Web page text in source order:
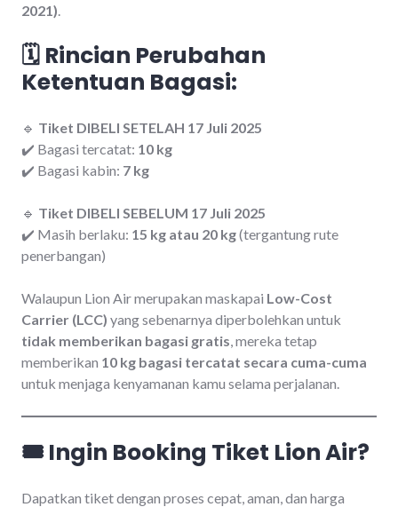
2021)
🗓️ Rincian Perubahan
Ketentuan Bagasi:
🔹 Tiket DIBELI SETELAH 17 Juli 2025
✔️ Bagasi tercatat: 10 kg
✔️ Bagasi kabin: 7 kg
🔹 Tiket DIBELI SEBELUM 17 Juli 2025
✔️ Masih berlaku: 15 kg atau 20 kg(tergantung rute
penerbangan)
Walaupun Lion Air merupakan maskapai Low-Cost
Carrier (LCC) yang sebenarnya diperbolehkan untuk
tidak memberikan bagasi gratis , mereka tetap
memberikan 10 kg bagasi tercatat secara cuma-cuma
untuk menjaga kenyamanan kamu selama perjalanan.
🎟️ Ingin Booking Tiket Lion Air?
Dapatkan tiket dengan proses cepat, aman, dan harga